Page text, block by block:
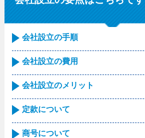
会社設立の手順
会社設立の費用
会社設立のメリット
定款について
商号について